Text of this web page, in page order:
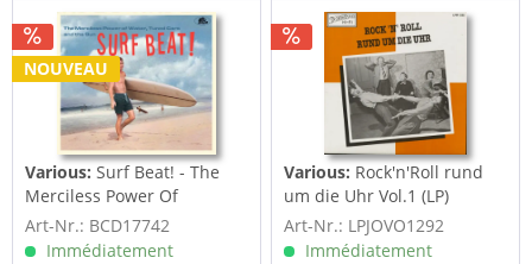
NOUVEAU
Various:Surf Beat! - The
Merciless Power Of
Water,...
Art-Nr.: BCD17742
Immédiatement
Various: Rock'n'Roll rund
um die Uhr Vol.1 (LP)
Art-Nr.: LPJOVO1292
Immédiatement